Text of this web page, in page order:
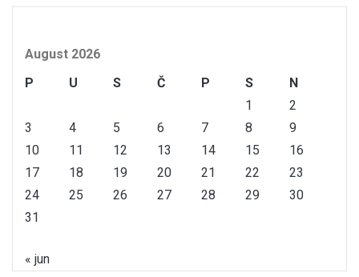
August 2026
P
U S Č P S
N
1
2
3
4 5 6 7 8
9
10
11 12 13 14 15
16
17
18 19 20 21 22
23
24
25 26 27 28 29
30
31
« jun